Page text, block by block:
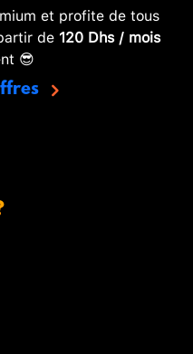
et profite de tous
de 120 Dhs / mois
😎